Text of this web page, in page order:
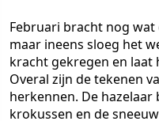
Februari bracht nog
maar ineens sloeg het
kracht gekregen en laat
Overal zijn de tekenen
herkennen. De
krokussen en de